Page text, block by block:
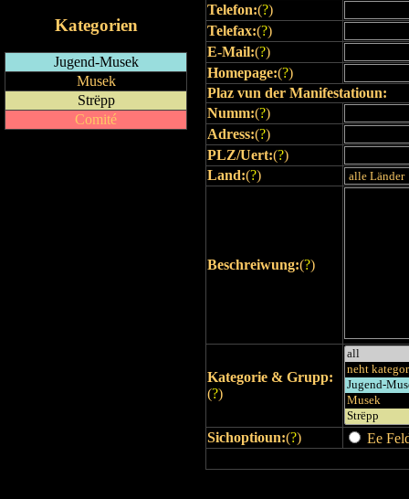
Kategorien
Jugend-Musek
Musek
Strëpp
Comité
Telefon:(?)
Telefax:(?)
E-Mail:(?)
Homepage:(?)
Plaz vun der Manifestatioun:
Numm:(?)
Adress:(?)
PLZ/Uert:(?)
Land:(?)
Beschreiwung:(?)
Kategorie & Grupp:
(?)
Sichoptioun:(?) Ee